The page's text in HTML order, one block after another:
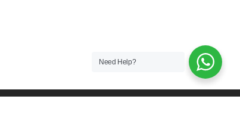
Need Help?